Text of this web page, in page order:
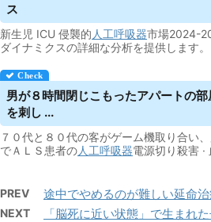
ス
新生児 ICU 侵襲的 人工呼吸器市場2024-
ダイナミクスの詳細な分析を提供します。
男が８時間閉じこもったアパートの
を刺し ...
７０代と８０代の客がゲーム機取り合い
でＡＬＳ患者の人工呼吸器電源切り殺害 ·
PREV 途中でやめるのが難しい延命
NEXT
「脳死に近い状態」で生まれ